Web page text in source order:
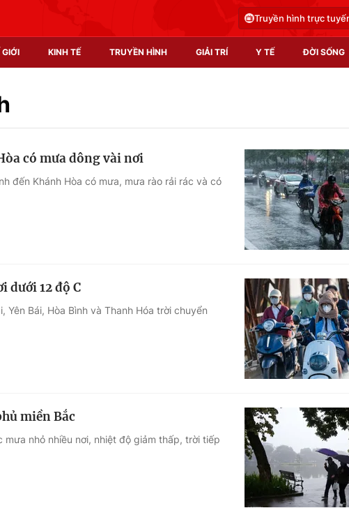
Truyền hình trực
GIỚI KINH TẾ TRUYỀN HÌNH GIẢI TRÍ Y TẾ ĐỜI SỐNG
Video
Shorts video
Podcast
EMagazine
Photo
Infographic
Góc ảnh
Học trực tuyến
Công nghệ
Hitech Công
Sản phẩm
Thị trường
Tư vấn
có mưa dông vài nơi
đến Khánh Hòa có mưa, mưa rào rải rác và có
dưới 12 độ C
Bái, Hòa Bình và Thanh Hóa trời chuyển
miền Bắc
nhỏ nhiều nơi, nhiệt độ giảm thấp, trời tiếp